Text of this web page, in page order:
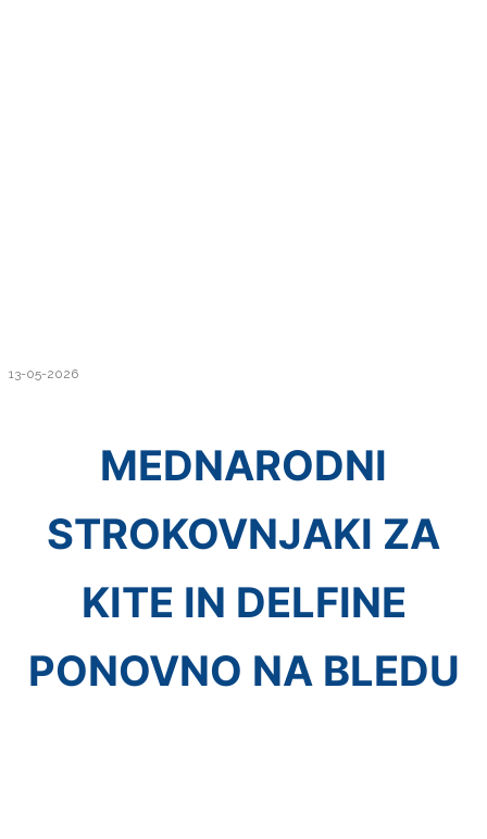
13-05-2026
MEDNARODNI
STROKOVNJAKI ZA
KITE IN DELFINE
PONOVNO NA BLEDU